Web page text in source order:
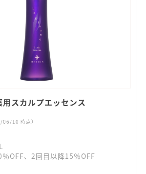
スカルプエッセンス
06/10 時点）
OFF、2回目以降15％OFF